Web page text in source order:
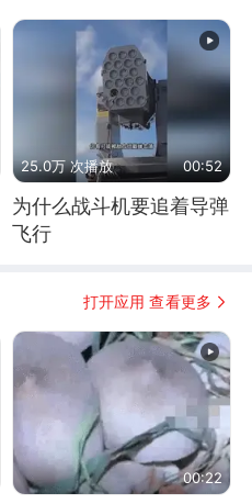
25.0万 次播放 00:52
为什么战斗机要追着导弹
飞行
打开应用 查看更多
00:22